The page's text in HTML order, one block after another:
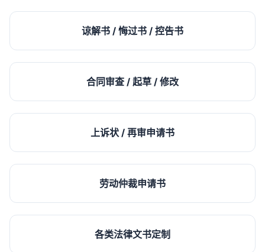
谅解书 / 悔过书 / 控告书
合同审查 / 起草 / 修改
上诉状 / 再审申请书
劳动仲裁申请书
各类法律文书定制